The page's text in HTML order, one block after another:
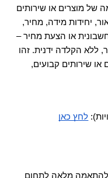
כמות, ומע"מ. בעת הפקת מסמך – כמו חשבונית או הצעת מחיר –
לחץ כאן